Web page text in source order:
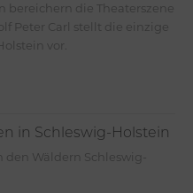
bereichern die Theaterszene
Peter Carl stellt die einzige
vor.
in Schleswig-Holstein
Wäldern Schleswig-